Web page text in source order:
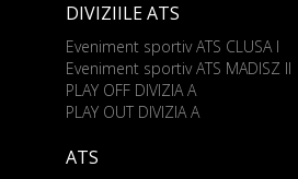
DIVIZIILE ATS
Eveniment sportiv ATS CLUSA I
Eveniment sportiv ATS MADISZ II
PLAY OFF DIVIZIA A
PLAY OUT DIVIZIA A
ATS